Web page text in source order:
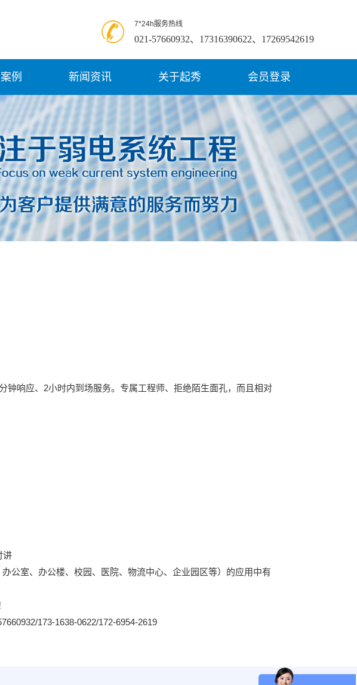
7*24h服务热线
021-57660932、17316390622、17269542619
例 新闻资讯 关于起秀 会员登录
响应、2小时内到场服务。专属工程师、拒绝陌生面孔，而且相对
讲
公室、办公楼、校园、医院、物流中心、企业园区等）的应用中有
173-1638-0622/172-6954-2619